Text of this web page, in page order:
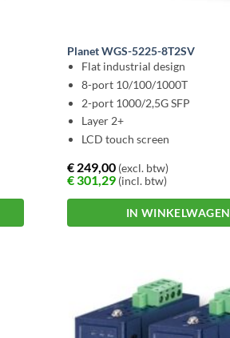
Planet WGS-5225-8T2SV
Flat industrial design
8-port 10/100/1000T
2-port 1000/2,5G SFP
Layer 2+
LCD touch screen
€249,00(excl. btw)
€301,29(incl. btw)
IN WINKELWAGEN